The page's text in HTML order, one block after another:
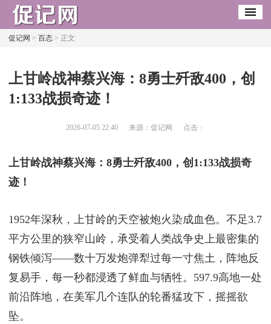
促记网 > 百态> 正文
​上甘岭战神蔡兴海：8勇士歼敌400，创
1:133战损奇迹！
2026-07-05 22:40 来源：促记网 点击：
上甘岭战神蔡兴海：8勇士歼敌400，创1:133战损奇
迹！
1952年深秋，上甘岭的天空被炮火染成血色。不足3.7
平方公里的狭窄山岭，承受着人类战争史上最密集的
钢铁倾泻——数十万发炮弹犁过每一寸焦土，阵地反
复易手，每一秒都浸透了鲜血与牺牲。597.9高地一处
前沿阵地，在美军几个连队的轮番猛攻下，摇摇欲
坠。